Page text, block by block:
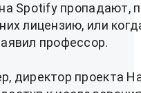
Spotify пропадают,
лицензию, или
профессор.
директор проекта